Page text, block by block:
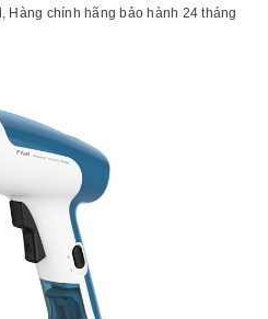
Hàng chính hãng bảo hành 24 tháng